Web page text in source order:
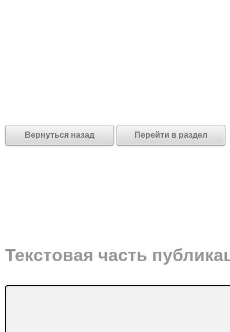
Вернуться назад Перейти в раздел
Текстовая часть